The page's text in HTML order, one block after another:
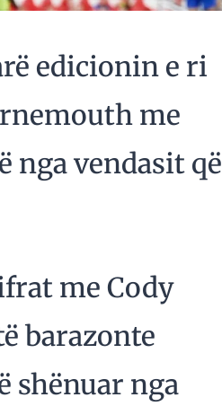
edicionin e ri
me
nga vendasit që
me Cody
barazonte
shënuar nga